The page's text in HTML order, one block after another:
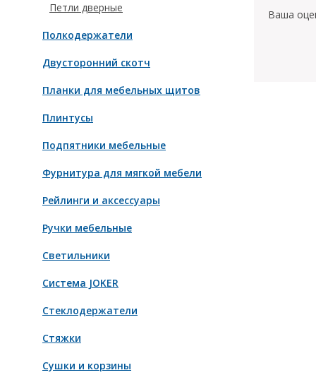
Петли дверные
Полкодержатели
Двусторонний скотч
Планки для мебельных щитов
Плинтусы
Подпятники мебельные
Фурнитура для мягкой мебели
Рейлинги и аксессуары
Ручки мебельные
Светильники
Система JOKER
Стеклодержатели
Стяжки
Сушки и корзины
Ваша